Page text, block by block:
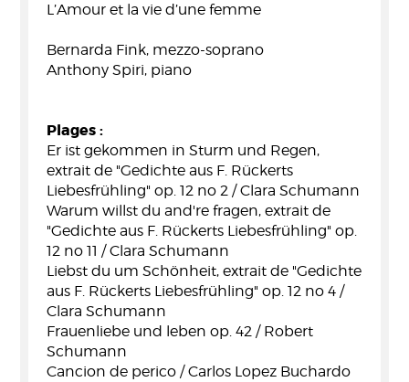
L’Amour et la vie d’une femme
Bernarda Fink, mezzo-soprano
Anthony Spiri, piano
Plages :
Er ist gekommen in Sturm und Regen,
extrait de "Gedichte aus F. Rückerts
Liebesfrühling" op. 12 no 2 / Clara Schumann
Warum willst du and're fragen, extrait de
"Gedichte aus F. Rückerts Liebesfrühling" op.
12 no 11 / Clara Schumann
Liebst du um Schönheit, extrait de "Gedichte
aus F. Rückerts Liebesfrühling" op. 12 no 4 /
Clara Schumann
Frauenliebe und leben op. 42 / Robert
Schumann
Cancion de perico / Carlos Lopez Buchardo